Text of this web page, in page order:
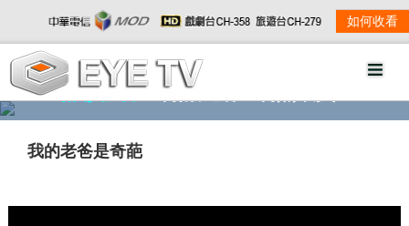
如何收看
精彩影音 劇情大綱
我的老爸是奇葩